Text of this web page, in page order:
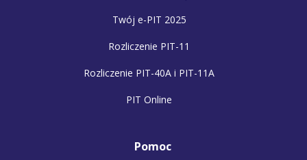
Twój e-PIT 2025
Rozliczenie PIT-11
Rozliczenie PIT-40A i PIT-11A
PIT Online
Pomoc